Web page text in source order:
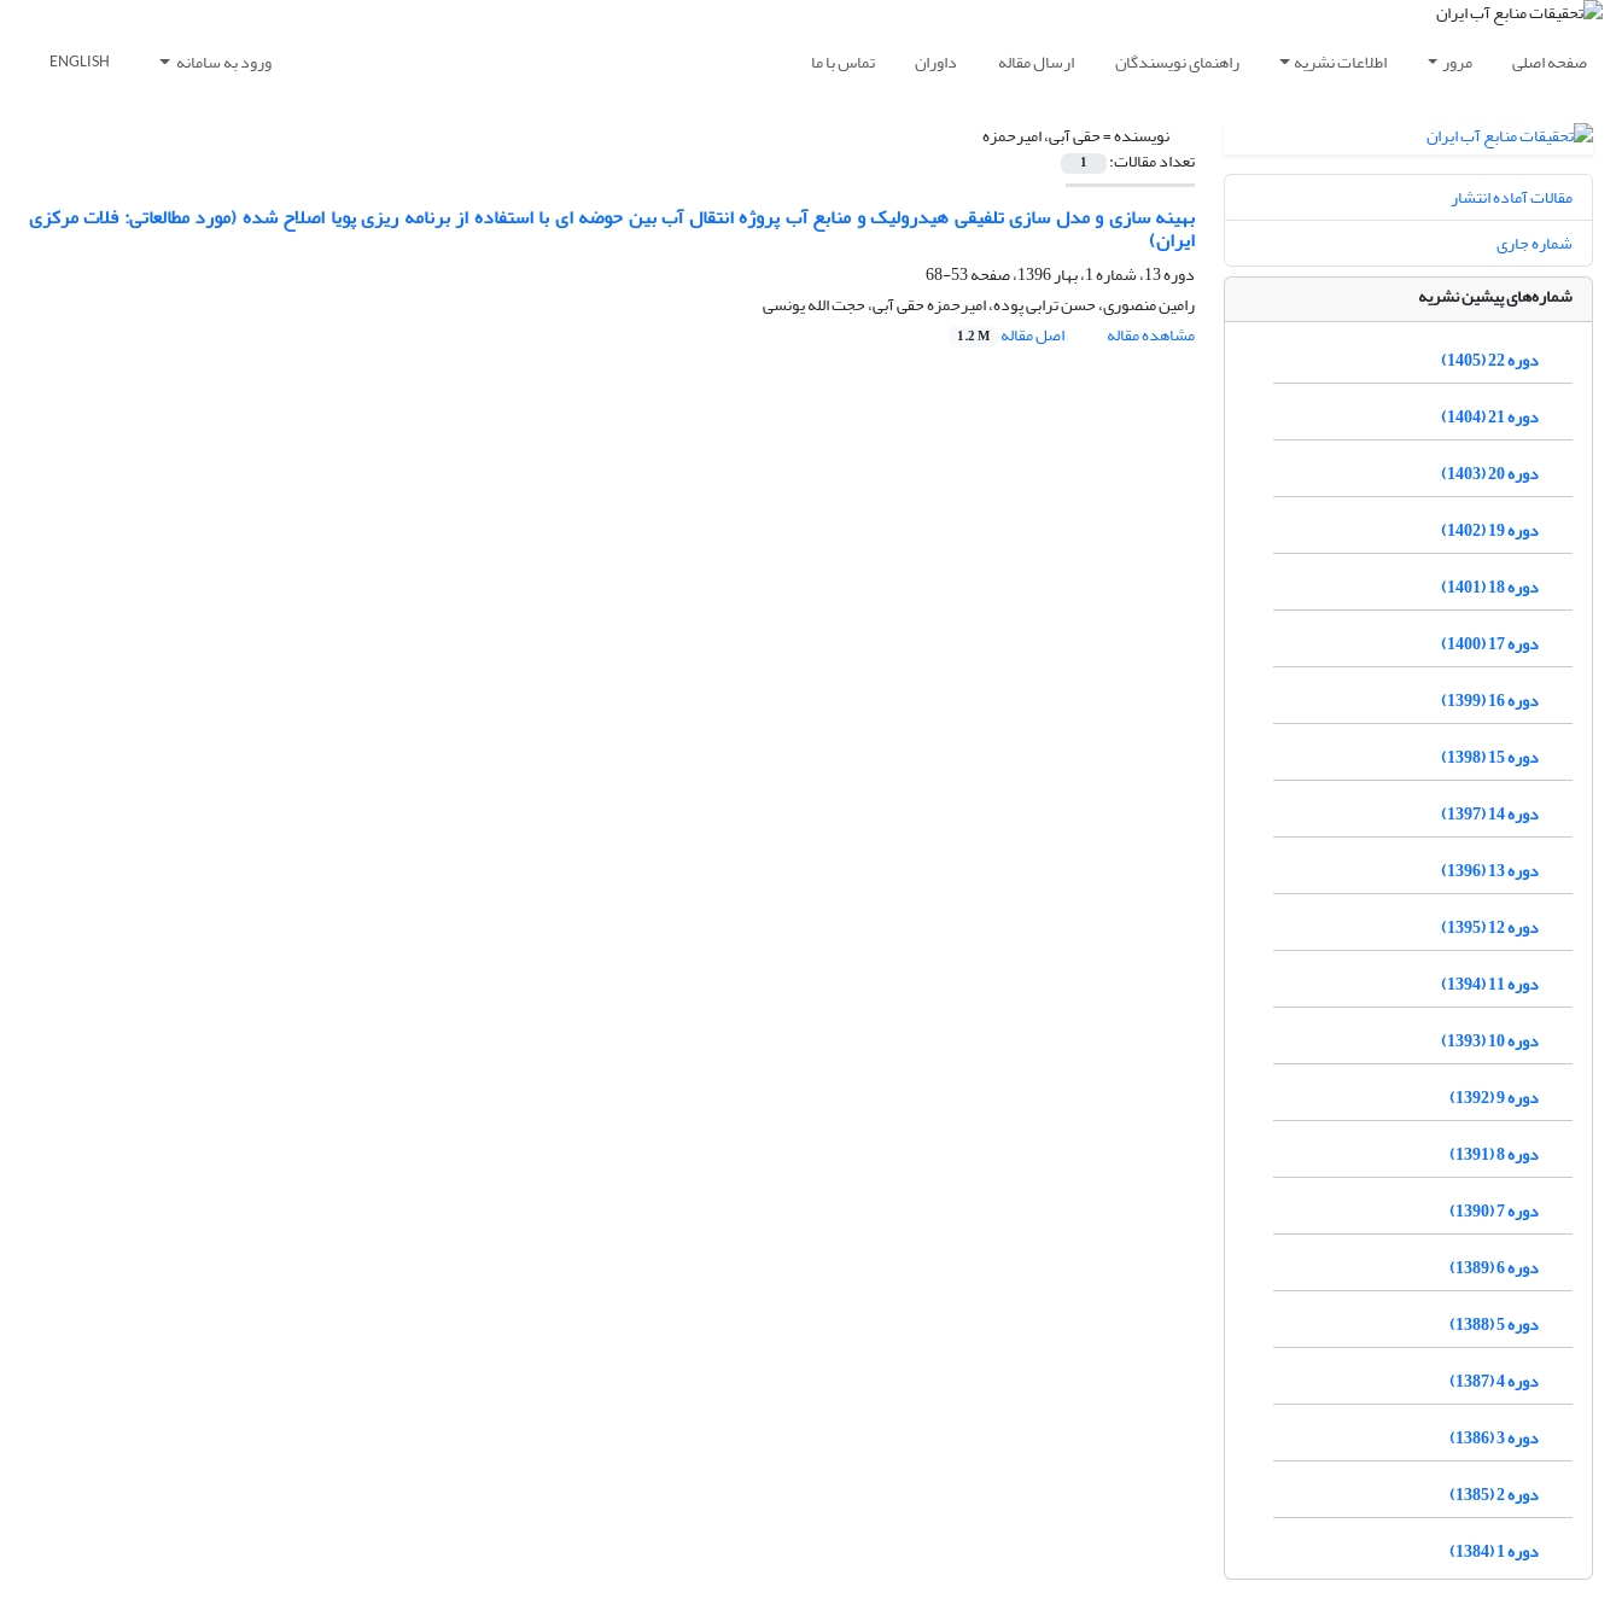
صفحه اصلی مرور اطلاعات نشریه راهنمای نویسندگان ارسال مقاله داوران تماس با ما ورود به سامانه ENGLISH
نویسنده =حقی آبی، امیرحمزه
تعداد مقالات: 1
بهینه سازی و مدل سازی تلفیقی هیدرولیک و منابع آب پروژه انتقال آب بین حوضه ای با استفاده از برنامه ریزی پویا اصلاح شده (مورد مطالعاتی: فلات مرکزی
ایران)
دوره 13، شماره 1، بهار 1396، صفحه
53-68
رامین منصوری، حسن ترابی پوده، امیرحمزه حقی آبی، حجت الله یونسی
مشاهده مقاله
اصل مقاله 1.2 M
مقالات آماده انتشار
شماره جاری
شماره‌های پیشین نشریه
دوره 22 (1405)
دوره 21 (1404)
دوره 20 (1403)
دوره 19 (1402)
دوره 18 (1401)
دوره 17 (1400)
دوره 16 (1399)
دوره 15 (1398)
دوره 14 (1397)
دوره 13 (1396)
دوره 12 (1395)
دوره 11 (1394)
دوره 10 (1393)
دوره 9 (1392)
دوره 8 (1391)
دوره 7 (1390)
دوره 6 (1389)
دوره 5 (1388)
دوره 4 (1387)
دوره 3 (1386)
دوره 2 (1385)
دوره 1 (1384)